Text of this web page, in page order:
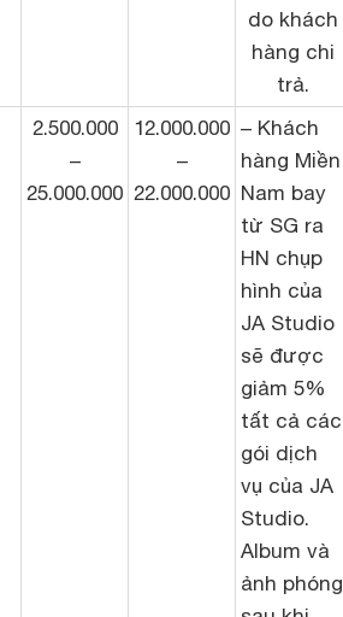
do khách
hàng chi
trả.
2.500.000
–
25.000.000
12.000.000
–
22.000.000
– Khách
hàng Miền
Nam bay
từ SG ra
HN chụp
hình của
JA Studio
sẽ được
giảm 5%
tất cả các
gói dịch
vụ của JA
Studio.
Album và
ảnh phóng